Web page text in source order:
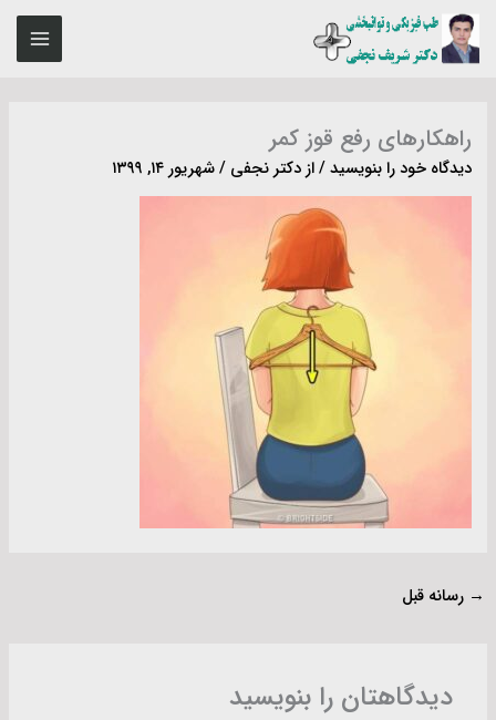
پرش
راهکارهای رفع قوز کمر
دیدگاه‌ خود را بنویسید/ ازدکتر نجفی/شهریور ۱۴, ۱۳۹۹
→ رسانه قبل
دیدگاهتان را بنویسید